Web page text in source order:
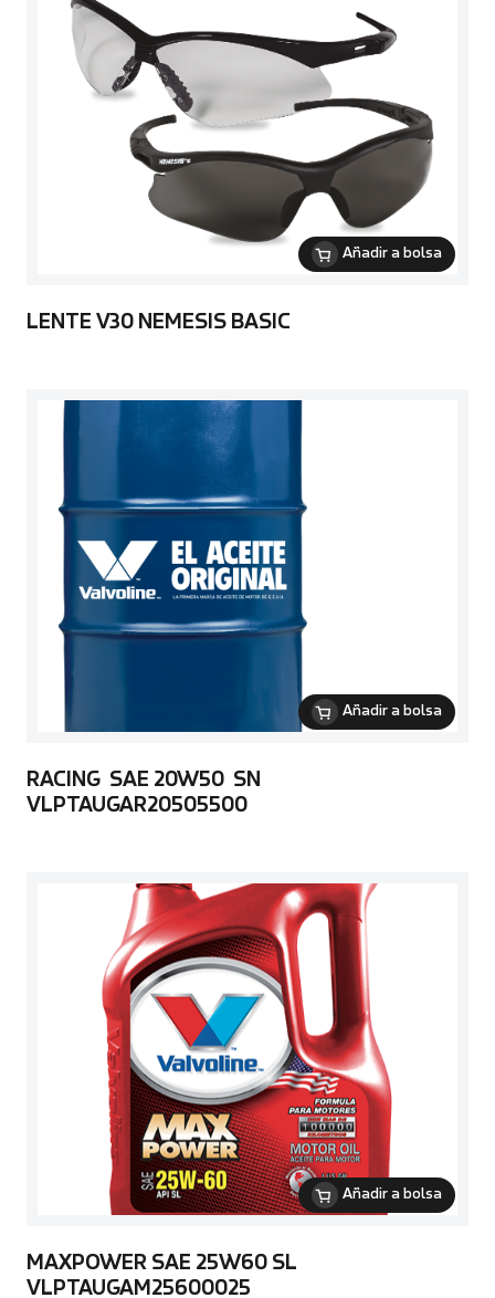
Añadir a bolsa
LENTE V30 NEMESIS BASIC
Añadir a bolsa
RACING SAE 20W50 SN
VLPTAUGAR20505500
Añadir a bolsa
MAXPOWER SAE 25W60 SL
VLPTAUGAM25600025